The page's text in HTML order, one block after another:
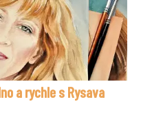
a rychle s Rysava